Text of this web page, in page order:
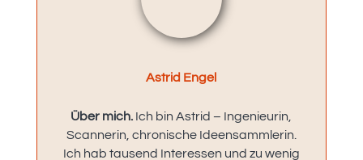
Astrid Engel
Über mich. Ich bin Astrid – Ingenieurin,
Scannerin, chronische Ideensammlerin.
Ich hab tausend Interessen und zu wenig